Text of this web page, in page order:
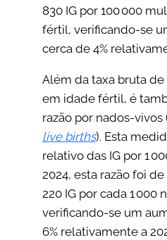
830 IG por 100 000
fértil, verificando-se
cerca de 4%
Além da taxa bruta
em idade fértil, é
razão por nados-vivos
live births). Esta
relativo das IG por 1
2024, esta razão foi
220 IG por cada 1 000
verificando-se um
6% relativamente a